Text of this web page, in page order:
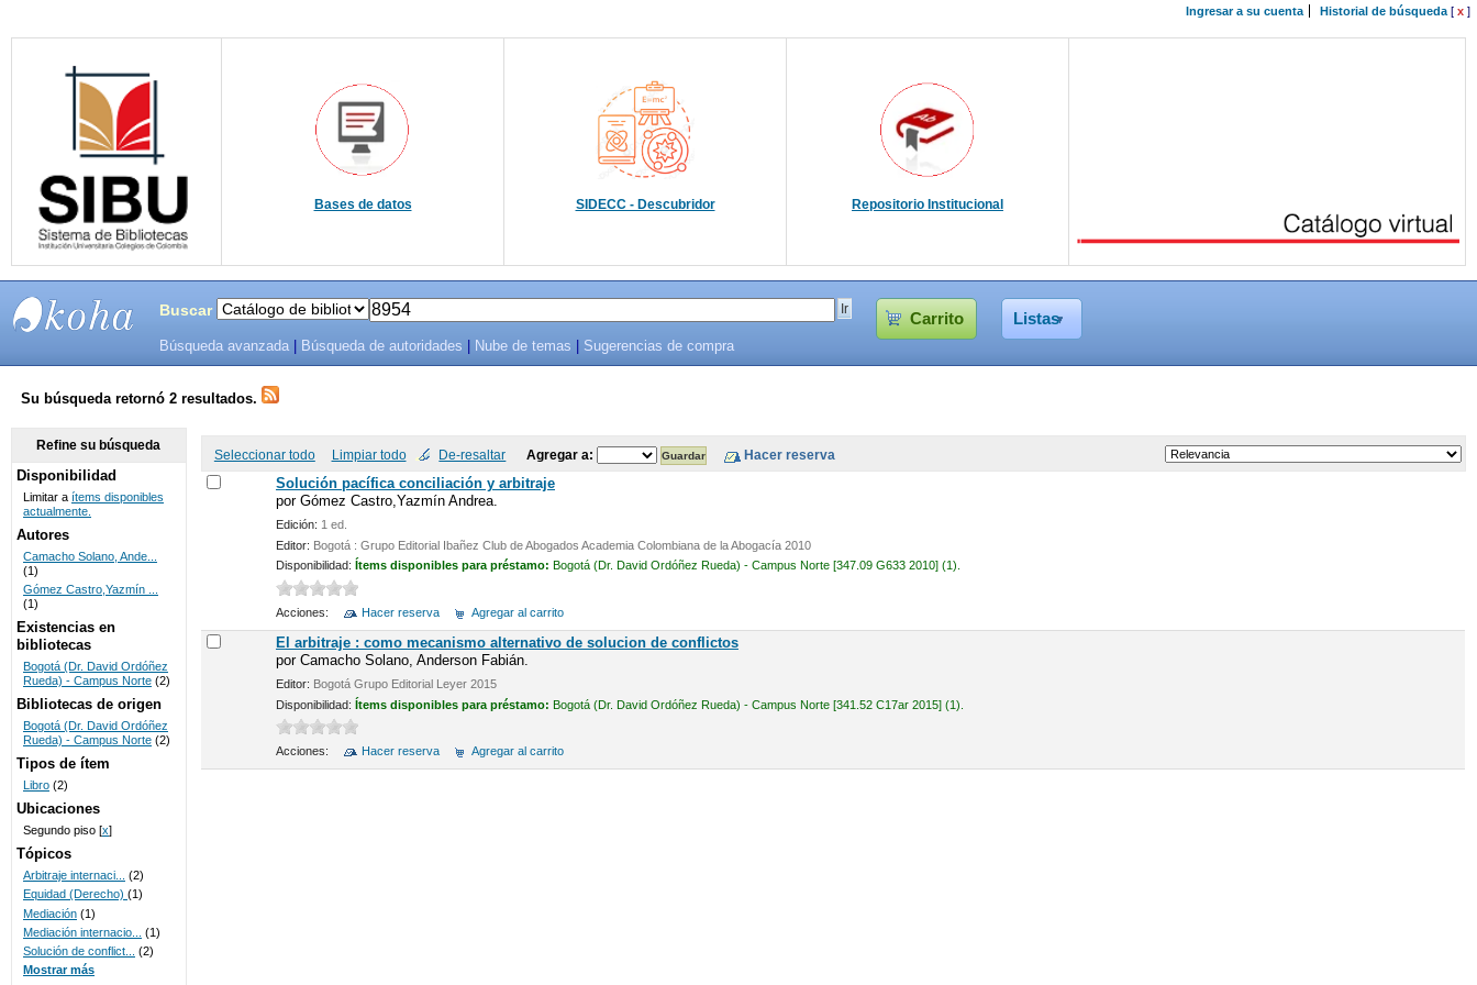
Ingresar a su cuenta Historial de búsqueda[ x ]
Bases de datos SIDECC - Descubridor Repositorio Institucional
SISTEMAS
DE
BIBLIOTECAS
UNICOC
Buscar Carrito Listas
Búsqueda avanzada Búsqueda de autoridades Nube de temas Sugerencias de compra
Su búsqueda retornó 2 resultados.
Seleccionar todo Limpiar todo De-resaltar Agregar a:
Solución pacífica conciliación y arbitraje
por Gómez Castro,Yazmín Andrea.
Edición: 1 ed.
Editor: Bogotá : Grupo Editorial Ibañez Club de Abogados Academia Colombiana de la Abogacía 2010
Disponibilidad: Ítems disponibles para préstamo: Bogotá (Dr. David Ordóñez Rueda) - Campus Norte [347.09 G633 2010] (1).
Acciones: Hacer reserva Agregar al carrito
El arbitraje : como mecanismo alternativo de solucion de conflictos
por Camacho Solano, Anderson Fabián.
Editor: Bogotá Grupo Editorial Leyer 2015
Disponibilidad: Ítems disponibles para préstamo: Bogotá (Dr. David Ordóñez Rueda) - Campus Norte [341.52 C17ar 2015] (1).
Acciones: Hacer reserva Agregar al carrito
Refine su búsqueda
Disponibilidad
Limitar a ítems disponibles
actualmente.
Autores
Camacho Solano, Ande...
(1)
Gómez Castro,Yazmín ...
(1)
Existencias en
bibliotecas
Bogotá (Dr. David Ordóñez
Rueda) - Campus Norte (2)
Bibliotecas de origen
Bogotá (Dr. David Ordóñez
Rueda) - Campus Norte (2)
Tipos de ítem
Libro (2)
Ubicaciones
Segundo piso[x]
Tópicos
Arbitraje internaci...
(2)
Equidad (Derecho) (1)
Mediación (1)
Mediación internacio...
(1)
Solución de conflict...
(2)
Mostrar más